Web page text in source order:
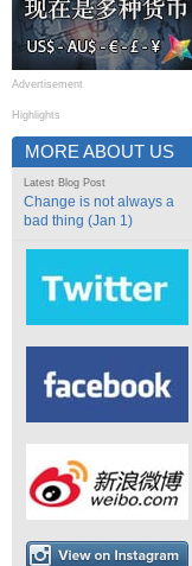
Advertisement
Highlights
MORE ABOUT US
Latest Blog Post
Change is not always a
bad thing (Jan 1)